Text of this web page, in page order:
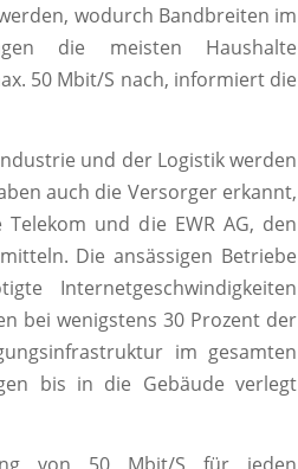
wodurch Bandbreiten im
die meisten Haushalte
50 Mbit/S nach, informiert die
und der Logistik werden
auch die Versorger erkannt,
und die EWR AG, den
Die ansässigen Betriebe
Internetgeschwindigkeiten
bei wenigstens 30 Prozent der
im gesamten
bis in die Gebäude verlegt